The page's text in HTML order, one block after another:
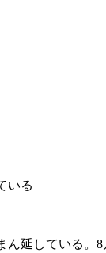
いる
延している。